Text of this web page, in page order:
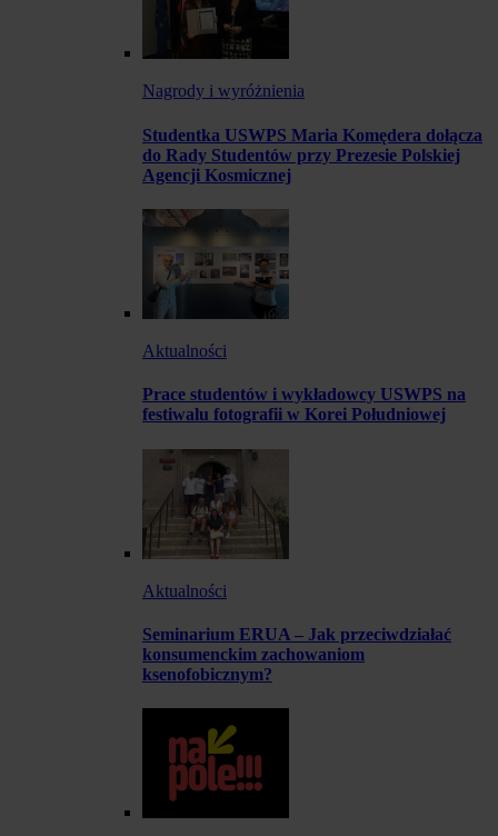
Nagrody i wyróżnienia
Studentka USWPS Maria Komędera dołącza
do Rady Studentów przy Prezesie Polskiej
Agencji Kosmicznej
Aktualności
Prace studentów i wykładowcy USWPS na
festiwalu fotografii w Korei Południowej
Aktualności
Seminarium ERUA – Jak przeciwdziałać
konsumenckim zachowaniom
ksenofobicznym?